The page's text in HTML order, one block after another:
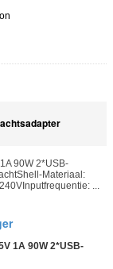
90W 2*USB-
Materiaal:
...
1A 90W 2*USB-